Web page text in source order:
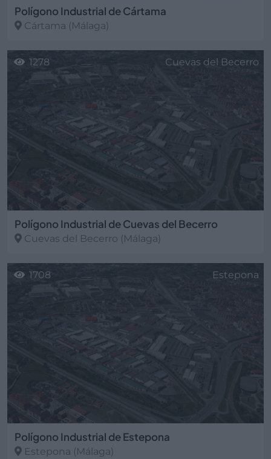
Polígono Industrial de Cártama
Cártama (Málaga)
Polígono Industrial de Cuevas del Becerro
Cuevas del Becerro (Málaga)
1278 Cuevas del Becerro
Polígono Industrial de Estepona
Estepona (Málaga)
1708 Estepona